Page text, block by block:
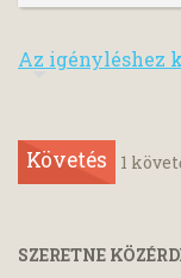
Az igényléshez
Követés 1
SZERETNE